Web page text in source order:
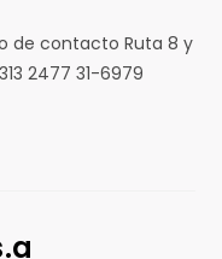
de contacto Ruta 8 y
2477 31-6979